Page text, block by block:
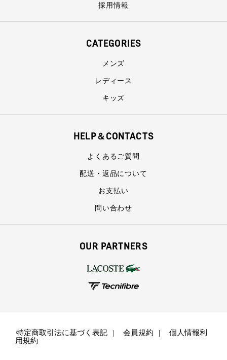
採用情報
CATEGORIES
メンズ
レディース
キッズ
HELP＆CONTACTS
よくあるご質問
配送・返品について
お支払い
問い合わせ
OUR PARTNERS
特定商取引法に基づく表記 会員規約
個人情報利
用規約